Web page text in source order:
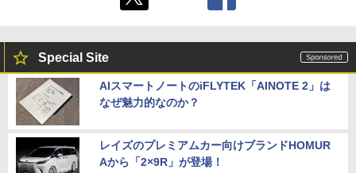
Special Site
AIスマートノートのiFLYTEK「AINOTE 2」は
なぜ魅力的なのか？
レイズのプレミアムカー向けブランドHOMUR
Aから「2×9R」が登場！